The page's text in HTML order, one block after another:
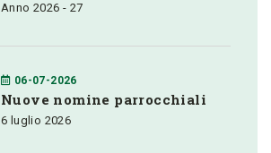
Anno 2026 - 27
06-07-2026
Nuove nomine parrocchiali
6 luglio 2026